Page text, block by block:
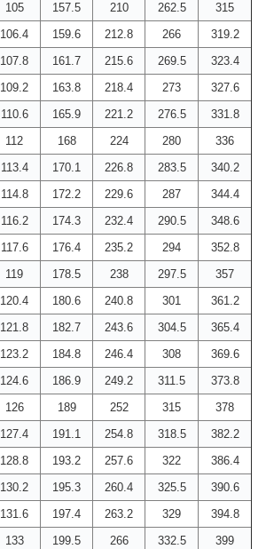
105 157.5 210 262.5
315
106.4 159.6 212.8 266
319.2
107.8 161.7 215.6 269.5
323.4
109.2 163.8 218.4 273
327.6
110.6 165.9 221.2 276.5
331.8
112 168 224 280
336
113.4 170.1 226.8 283.5
340.2
114.8 172.2 229.6 287
344.4
116.2 174.3 232.4 290.5
348.6
117.6 176.4 235.2 294
352.8
119 178.5 238 297.5
357
120.4 180.6 240.8 301
361.2
121.8 182.7 243.6 304.5
365.4
123.2 184.8 246.4 308
369.6
124.6 186.9 249.2 311.5
373.8
126 189 252 315
378
127.4 191.1 254.8 318.5
382.2
128.8 193.2 257.6 322
386.4
130.2 195.3 260.4 325.5
390.6
131.6 197.4 263.2 329
394.8
133 199.5 266 332.5
399